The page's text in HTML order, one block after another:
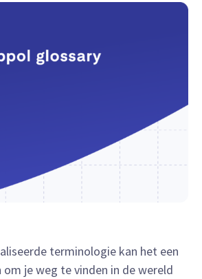
terminologie kan het een
je weg te vinden in de wereld